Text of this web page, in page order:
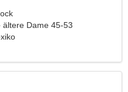
ältere Dame 45-53